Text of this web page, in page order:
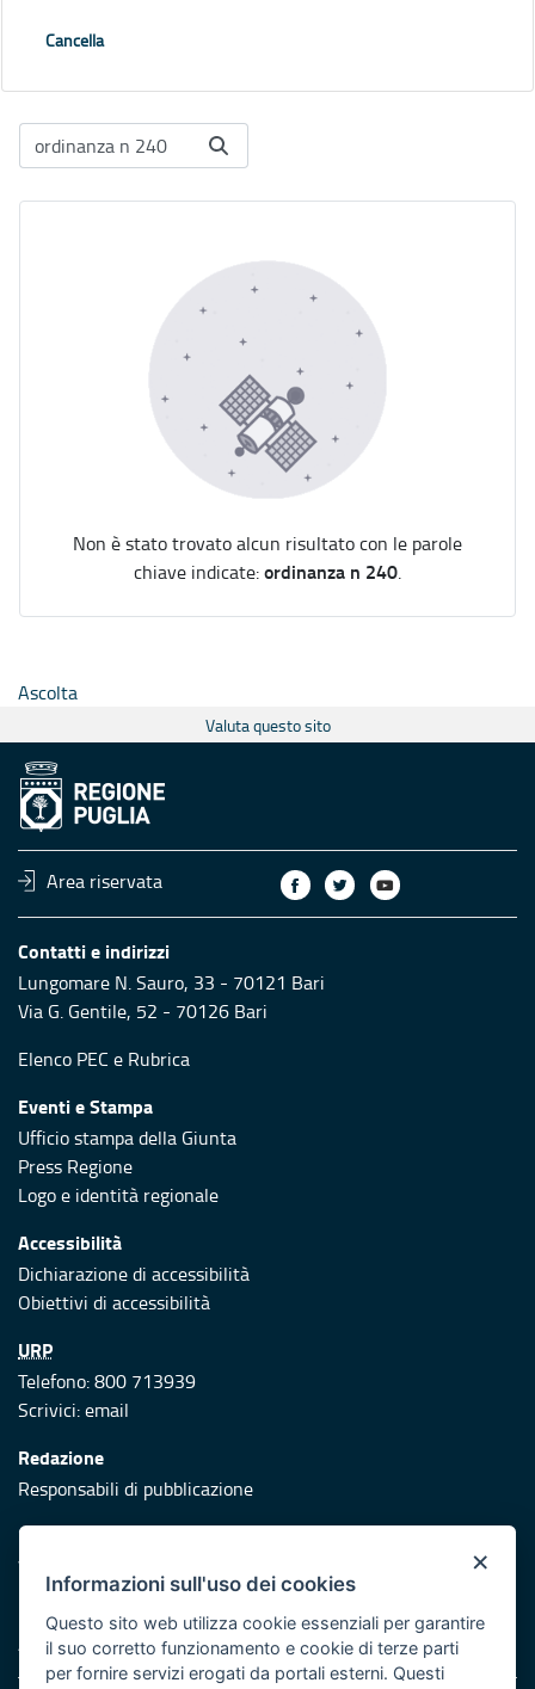
Cancella
Non è stato trovato alcun risultato con le parole
chiave indicate:ordinanza n 240.
Ascolta
Valuta questo sito
Area riservata
Contatti e indirizzi
Lungomare N. Sauro, 33 - 70121 Bari
Via G. Gentile, 52 - 70126 Bari
Elenco PEC e Rubrica
Eventi e Stampa
Ufficio stampa della Giunta
Press Regione
Logo e identità regionale
Accessibilità
Dichiarazione di accessibilità
Obiettivi di accessibilità
URP
Telefono: 800 713939
Scrivici:email
Redazione
Responsabili di pubblicazione
Protezione civile
Vai al sito di Protezione Civile Puglia
Iniziativa finanziata con risorse del POR Puglia 2014/2020 -
Asse XI
×
Informazioni sull'uso dei cookies
Questo sito web utilizza cookie essenziali per garantire
il suo corretto funzionamento e cookie di terze parti
per fornire servizi erogati da portali esterni. Questi